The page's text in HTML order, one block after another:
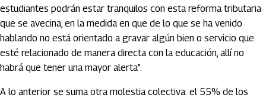
estudiantes podrán estar tranquilos con esta reforma tributaria
que se avecina, en la medida en que de lo que se ha venido
hablando no está orientado a gravar algún bien o servicio que
esté relacionado de manera directa con la educación, allí no
habrá que tener una mayor alerta”.
A lo anterior se suma otra molestia colectiva: el 55% de los